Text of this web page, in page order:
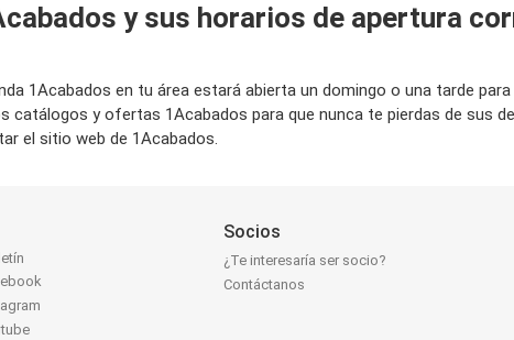
y sus horarios de apertura
1Acabados en tu área estará abierta un domingo o una tarde
y ofertas 1Acabados para que nunca te pierdas de sus
el sitio web de 1Acabados.
Socios
¿Te interesaría ser socio?
Contáctanos